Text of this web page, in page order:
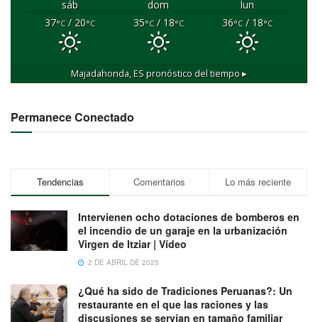
sáb dom
lun
37°C/ 20°C 35°C/ 18°C 36°C/ 18°C
Majadahonda, ESpronóstico del tiempo ▸
Permanece Conectado
Tendencias Comentarios Lo más reciente
Intervienen ocho dotaciones de bomberos en
el incendio de un garaje en la urbanización
Virgen de Itziar | Vídeo
2 DE ABRIL DE 2025
¿Qué ha sido de Tradiciones Peruanas?: Un
restaurante en el que las raciones y las
discusiones se servían en tamaño familiar